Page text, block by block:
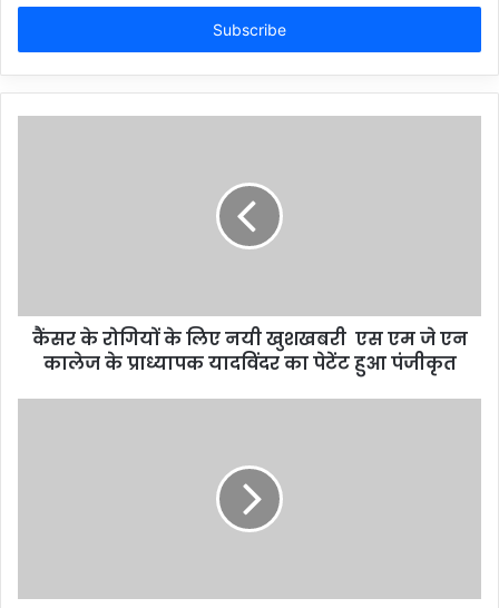
Email
कैंसर के रोगियों के लिए नयी खुशखबरी एस एम जे एन
कालेज के प्राध्यापक यादविंदर का पेटेंट हुआ पंजीकृत